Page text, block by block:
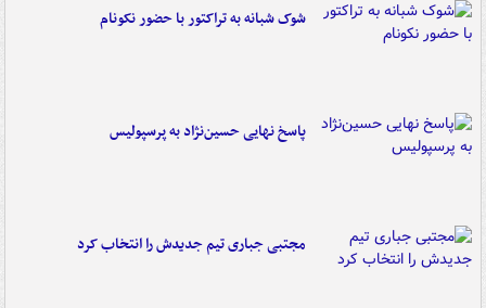
شوک شبانه به تراکتور با حضور نکونام
پاسخ نهایی حسین‌نژاد به پرسپولیس
مجتبی جباری تیم جدیدش را انتخاب کرد